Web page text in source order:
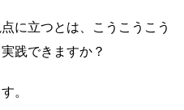
に立つとは、こうこうこう
践できますか？
。